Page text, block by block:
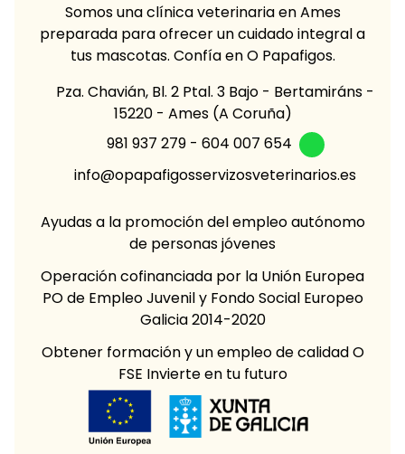
Somos una clínica veterinaria en Ames
preparada para ofrecer un cuidado integral a
tus mascotas. Confía en O Papafigos.
Pza. Chavián, Bl. 2 Ptal. 3 Bajo - Bertamiráns -
15220 - Ames (A Coruña)
981 937 279- 604 007 654
info@opapafigosservizosveterinarios.es
Ayudas a la promoción del empleo autónomo
de personas jóvenes
Operación cofinanciada por la Unión Europea
PO de Empleo Juvenil y Fondo Social Europeo
Galicia 2014-2020
Obtener formación y un empleo de calidad O
FSE Invierte en tu futuro